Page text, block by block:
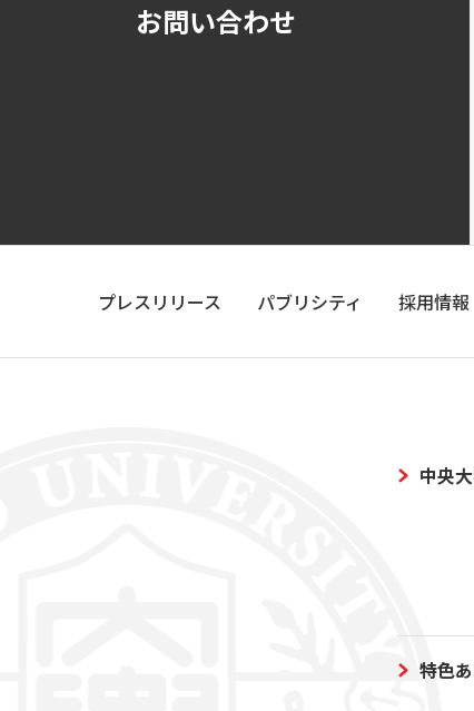
お問い合わせ
プレスリリース パブリシティ 採用情報
中央
特色